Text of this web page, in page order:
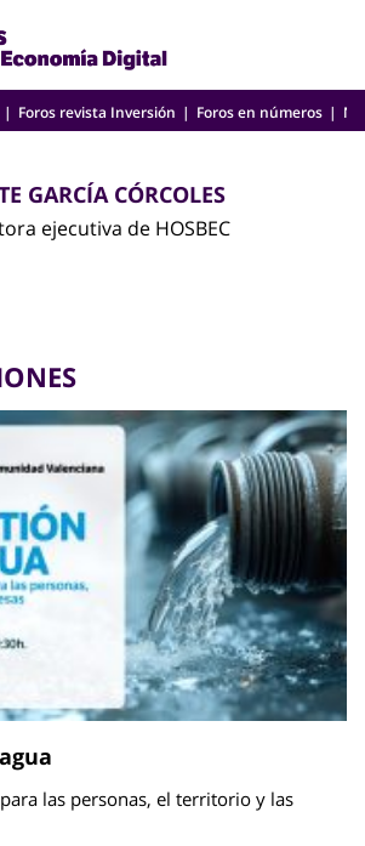
Foros revista Inversión Foros en números
GARCÍA CÓRCOLES
ejecutiva de HOSBEC
las personas, el territorio y las